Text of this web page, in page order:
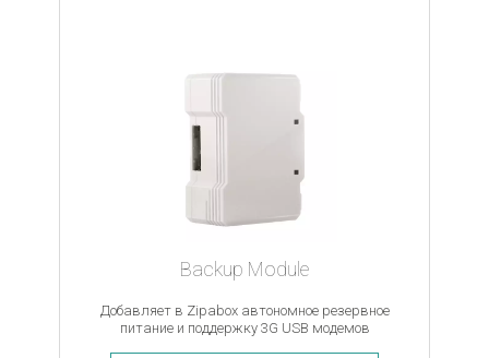
Backup Module
Добавляет в Zipabox автономное резервное
питание и поддержку 3G USB модемов